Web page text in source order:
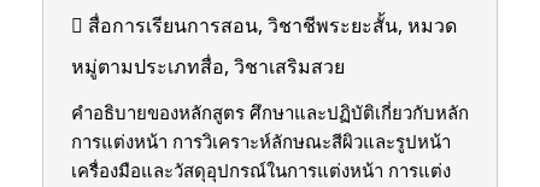
สื่อการเรียนการสอน, วิชาชีพระยะสั้น, หมวด
หมู่ตามประเภทสื่อ, วิชาเสริมสวย
คำอธิบายของหลักสูตร ศึกษาและปฏิบัติเกี่ยวกับหลัก
การแต่งหน้า การวิเคราะห์ลักษณะสีผิวและรูปหน้า
เครื่องมือและวัสดุอุปกรณ์ในการแต่งหน้า การแต่ง